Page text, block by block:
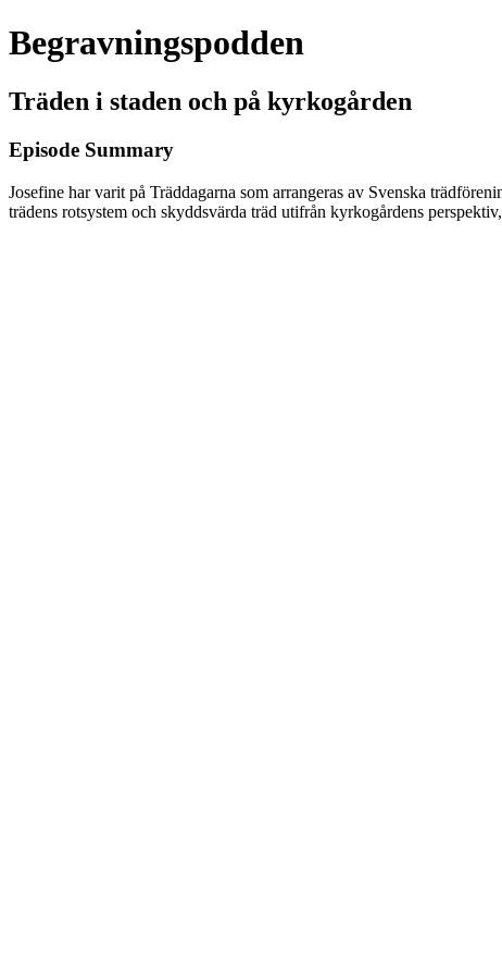
Begravningspodden
Träden i staden och på kyrkogården
Episode Summary
Josefine har varit på Träddagarna som arrangeras av Svenska
trädens rotsystem och skyddsvärda träd utifrån kyrkogårdens